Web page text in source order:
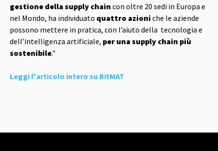
gestione della supply chain con oltre 20 sedi in Europa e
nel Mondo, ha individuato quattro azioni che le aziende
possono mettere in pratica, con l’aiuto della tecnologia e
dell’intelligenza artificiale, per una supply chain più
sostenibile."
Leggi l'articolo intero su BitMAT